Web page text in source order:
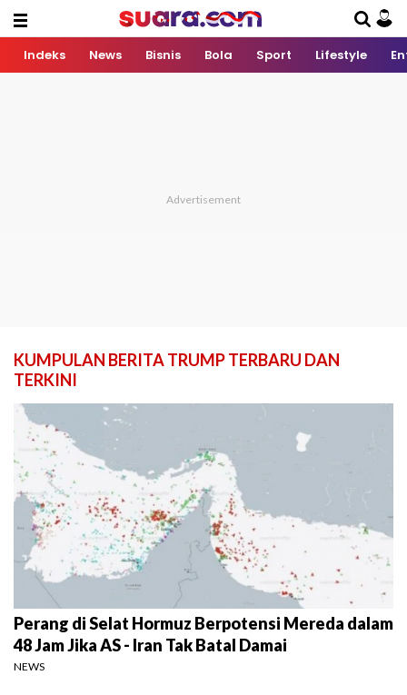
Indeks News Bisnis Bola Sport Lifestyle
KUMPULAN BERITA TRUMP TERBARU DAN
TERKINI
Perang di Selat Hormuz Berpotensi Mereda dalam
48 Jam Jika AS - Iran Tak Batal Damai
NEWS